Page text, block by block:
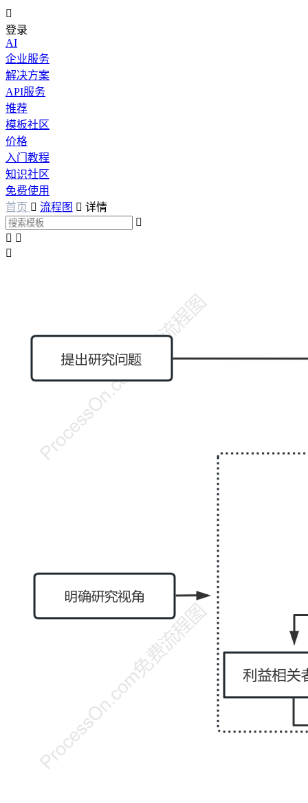

登录
AI
企业服务
解决方案
API服务
推荐
模板社区
价格
入门教程
知识社区
免费使用
首页  流程图  详情

 
